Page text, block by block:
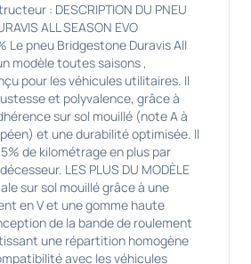
: DESCRIPTION DU PNEU
ALL SEASON EVO
Le pneu Bridgestone Duravis All
modèle toutes saisons ,
pour les véhicules utilitaires. Il
et polyvalence, grâce à
sur sol mouillé (note A à
et une durabilité optimisée. Il
de kilométrage en plus par
LES PLUS DU MODÈLE
sur sol mouillé grâce à une
en V et une gomme haute
de la bande de roulement
une répartition homogène
avec les véhicules